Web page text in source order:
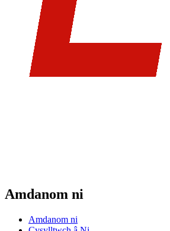
Amdanom ni
Amdanom ni